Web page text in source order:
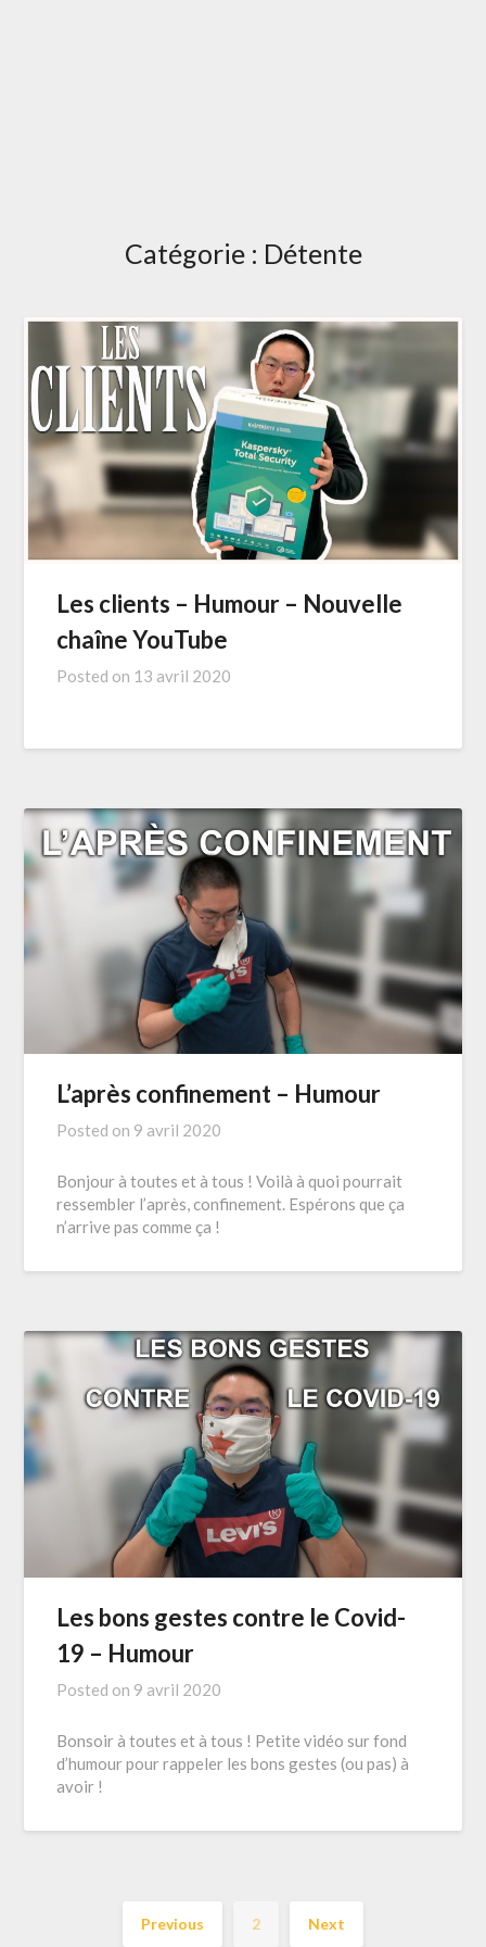
Catégorie : Détente
Les clients – Humour – Nouvelle
chaîne YouTube
Posted on 13 avril 2020
L’après confinement – Humour
Posted on 9 avril 2020
Bonjour à toutes et à tous ! Voilà à quoi pourrait
ressembler l’après, confinement. Espérons que ça
n’arrive pas comme ça !
Les bons gestes contre le Covid-
19 – Humour
Posted on 9 avril 2020
Bonsoir à toutes et à tous ! Petite vidéo sur fond
d’humour pour rappeler les bons gestes (ou pas) à
avoir !
Previous 2 Next